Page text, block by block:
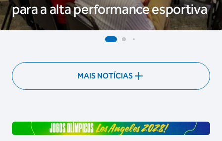
para a alta performance esportiva
MAIS NOTÍCIAS